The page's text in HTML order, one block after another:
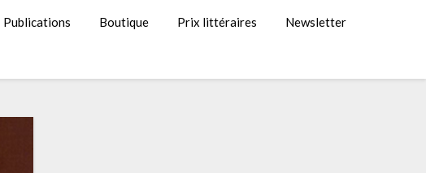
Publications Boutique Prix littéraires Newsletter